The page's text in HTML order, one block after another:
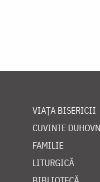
VIAȚA BISERICII
CUVINTE
FAMILIE
LITURGICĂ